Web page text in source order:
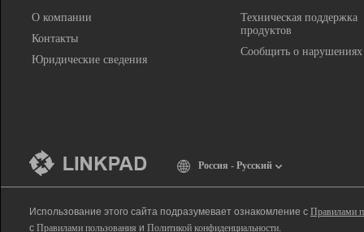
О компании
Контакты
Юридические сведения
Техническая поддержка
продуктов
Сообщить о нарушениях
Россия - Русский
Использование этого сайта подразумевает ознакомление с Правилами
с Правилами пользования и Политикой конфиденциальности.